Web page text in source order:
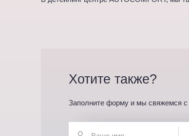
Хотите также?
Заполните форму и мы свяжемся